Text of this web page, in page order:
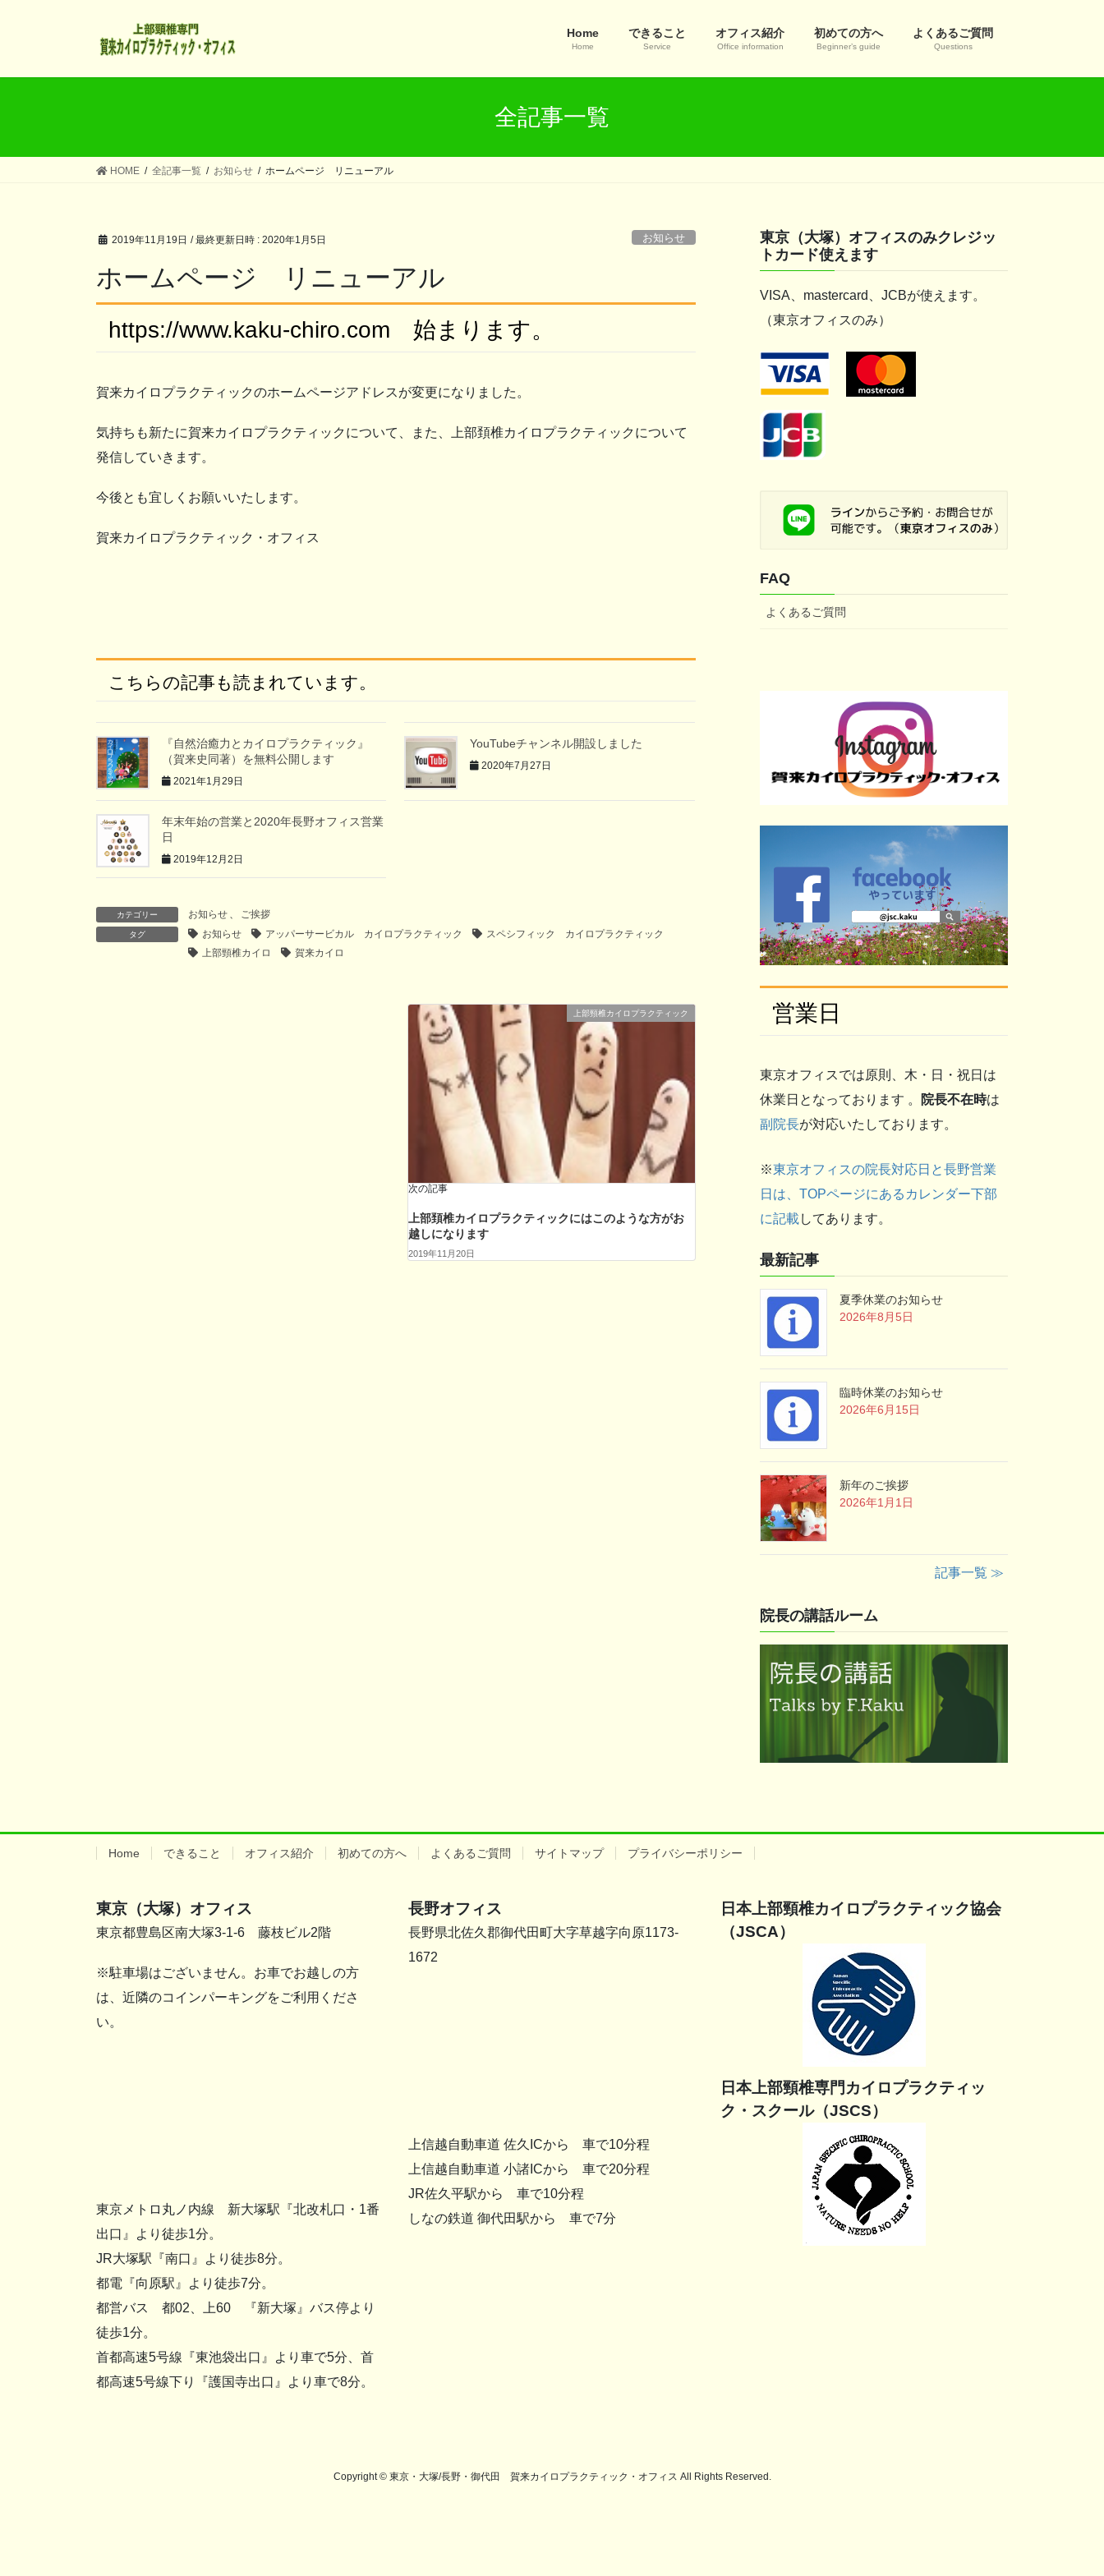
Home
Home
できること
Service
オフィス紹介
Office information
初めての方へ
Beginner’s guide
よくあるご質問
Questions
全記事一覧
HOME 全記事一覧 お知らせ ホームページ リニューアル
2019年11月19日 / 最終更新日時 : 2020年1月5日 お知らせ
ホームページ リニューアル
https://www.kaku-chiro.com 始まります。
賀来カイロプラクティックのホームページアドレスが変更になりました。
気持ちも新たに賀来カイロプラクティックについて、また、上部頚椎カイロプラクティックについて
発信していきます。
今後とも宜しくお願いいたします。
賀来カイロプラクティック・オフィス
こちらの記事も読まれています。
『自然治癒力とカイロプラクティック』
（賀来史同著）を無料公開します
2021年1月29日
YouTubeチャンネル開設しました
2020年7月27日
年末年始の営業と2020年長野オフィス営業
日
2019年12月2日
カテゴリー お知らせ 、 ご挨拶
タグ お知らせ アッパーサービカル カイロプラクティック
スペシフィック カイロプラクティック
上部頸椎カイロ
賀来カイロ
上部頸椎カイロプラクティック
次の記事
上部頚椎カイロプラクティックにはこのような方がお
越しになります
2019年11月20日
東京（大塚）オフィスのみクレジッ
トカード使えます
VISA、mastercard、JCBが使えます。
（東京オフィスのみ）
FAQ
よくあるご質問
営業日
東京オフィスでは原則、木・日・祝日は
休業日となっております 。
院長不在時は
副院長が対応いたしております。
※東京オフィスの院長対応日と長野営業
日は、TOPページにあるカレンダー下部
に記載 してあります。
最新記事
夏季休業のお知らせ
2026年8月5日
臨時休業のお知らせ
2026年6月15日
新年のご挨拶
2026年1月1日
記事一覧 ≫
院長の講話ルーム
Home できること オフィス紹介 初めての方へ よくあるご質問 サイトマップ プライバシーポリシー
東京（大塚）オフィス
東京都豊島区南大塚3-1-6 藤枝ビル2階
※駐車場はございません。お車でお越しの方
は、近隣のコインパーキングをご利用くださ
い。
東京メトロ丸ノ内線 新大塚駅『北改札口・1番
出口』より徒歩1分。
JR大塚駅『南口』より徒歩8分。
都電『向原駅』より徒歩7分。
都営バス 都02、上60 『新大塚』バス停より
徒歩1分。
首都高速5号線『東池袋出口』より車で5分、首
都高速5号線下り『護国寺出口』より車で8分。
長野オフィス
長野県北佐久郡御代田町大字草越字向原1173-
1672
上信越自動車道 佐久ICから 車で10分程
上信越自動車道 小諸ICから 車で20分程
JR佐久平駅から 車で10分程
しなの鉄道 御代田駅から 車で7分
日本上部頸椎カイロプラクティック協会
（JSCA）
日本上部頸椎専門カイロプラクティッ
ク・スクール（JSCS）
Copyright © 東京・大塚/長野・御代田 賀来カイロプラクティック・オフィス All Rights Reserved.